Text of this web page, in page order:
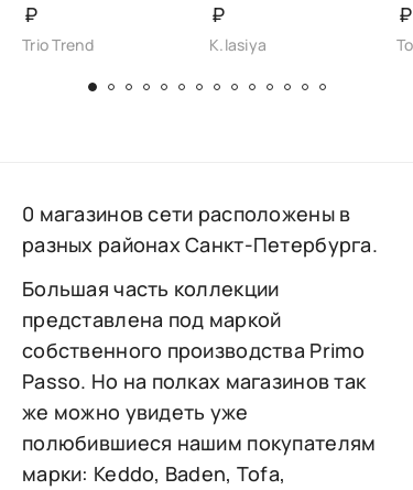
₽
Trio Trend
₽
K.lasiya
₽
0 магазинов сети расположены в
разных районах Санкт-Петербурга.
Большая часть коллекции
представлена под маркой
собственного производства Primo
Passo. Но на полках магазинов так
же можно увидеть уже
полюбившиеся нашим покупателям
марки: Keddo, Baden, Tofa,